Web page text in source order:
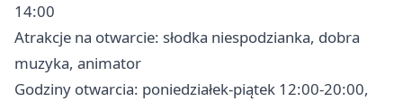
14:00
Atrakcje na otwarcie: słodka niespodzianka, dobra
muzyka, animator
Godziny otwarcia: poniedziałek-piątek 12:00-20:00,